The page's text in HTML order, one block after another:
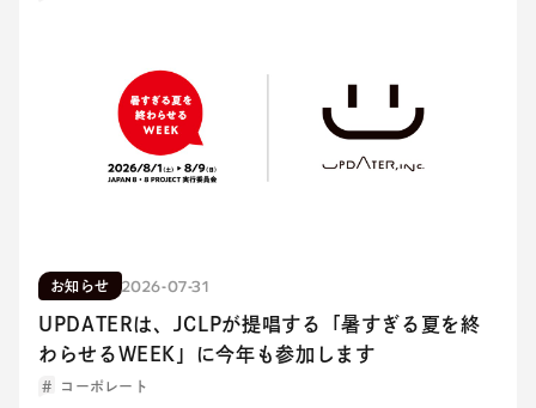
お知らせ 2026-07-31
UPDATERは、JCLPが提唱する「暑すぎる夏を終
わらせるWEEK」に今年も参加します
コーポレート